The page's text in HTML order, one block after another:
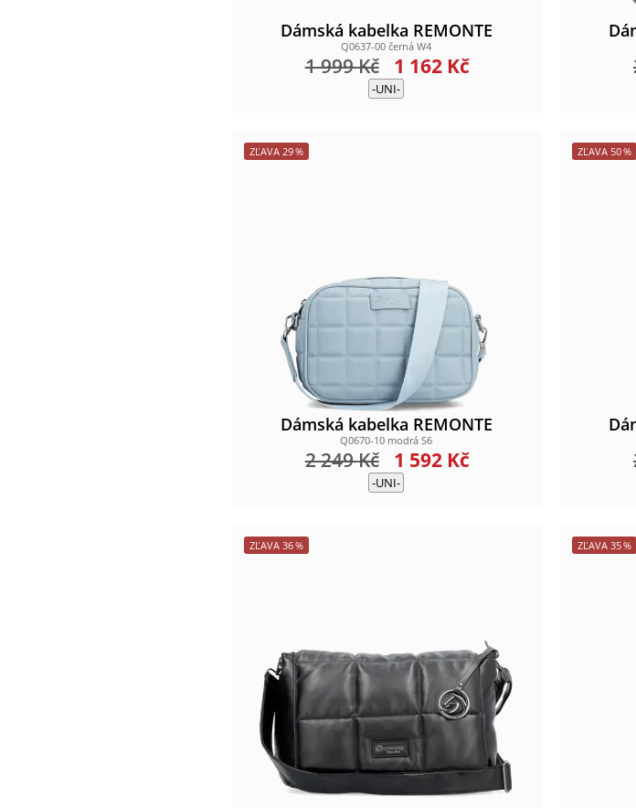
Dámská kabelka REMONTE
Q0637-00 černá W4
1 162 Kč
1 999Kč
-UNI-
ZĽAVA 29%
Dámská kabelka REMONTE
Q0670-10 modrá S6
1 592 Kč
2 249Kč
-UNI-
ZĽAVA 50%
ZĽAVA 36% ZĽAVA 35%